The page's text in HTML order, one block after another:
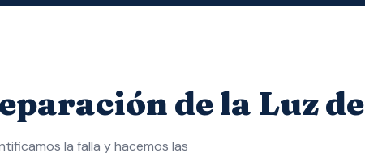
de la Luz
la falla y hacemos las